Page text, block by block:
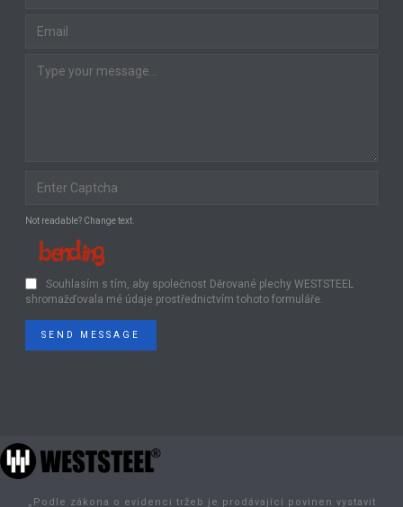
Not readable? Change text.
Souhlasím s tím, aby společnost Děrované plechy WESTSTEEL
shromažďovala mé údaje prostřednictvím tohoto formuláře.
SEND MESSAGE
„Podle zákona o evidenci tržeb je prodávající povinen vystavit